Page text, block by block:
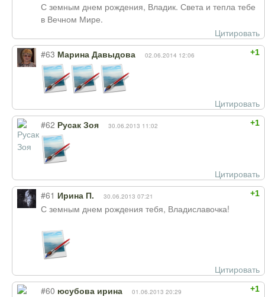
С земным днем рождения, Владик. Света и тепла тебе
в Вечном Мире.
Цитировать
+1
#63 Марина Давыдова 02.06.2014 12:06
Цитировать
+1
#62 Русак Зоя 30.06.2013 11:02
Цитировать
+1
#61 Ирина П. 30.06.2013 07:21
С земным днем рождения тебя, Владиславочка!
Цитировать
+1
#60 юсубова ирина 01.06.2013 20:29